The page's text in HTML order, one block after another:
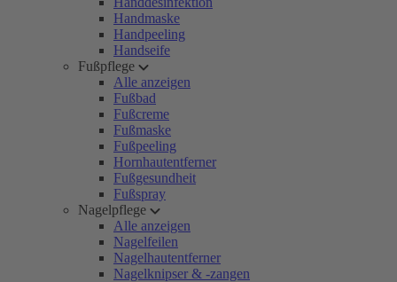
Handmaske
Handpeeling
Handseife
Fußpflege
Alle anzeigen
Fußbad
Fußcreme
Fußmaske
Fußpeeling
Hornhautentferner
Fußgesundheit
Fußspray
Nagelpflege
Alle anzeigen
Nagelfeilen
Nagelhautentferner
Nagelknipser & -zangen